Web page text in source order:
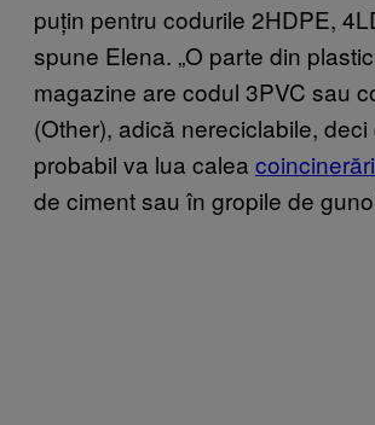
puțin pentru codurile 2HDPE,
spune Elena. „O parte din
magazine are codul 3PVC sau
(Other), adică nereciclabile, deci
probabil va lua calea
de ciment sau în gropile de